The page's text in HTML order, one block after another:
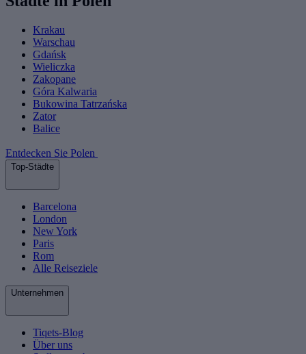
Krakau
Warschau
Gdańsk
Wieliczka
Zakopane
Góra Kalwaria
Bukowina Tatrzańska
Zator
Balice
Entdecken Sie Polen
Top-Städte
Barcelona
London
New York
Paris
Rom
Alle Reiseziele
Unternehmen
Tiqets-Blog
Über uns